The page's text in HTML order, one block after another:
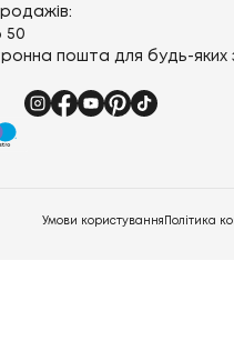
50
пошта для будь-яких
Умови користування Політика